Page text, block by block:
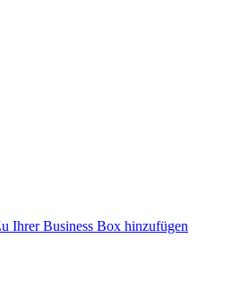
Ihrer Business Box hinzufügen